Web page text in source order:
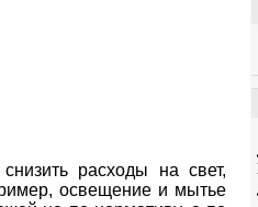
расходы на свет,
освещение и мытье